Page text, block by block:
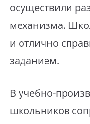
осуществили
механизма.
и отлично
заданием.
В учебно-
школьников